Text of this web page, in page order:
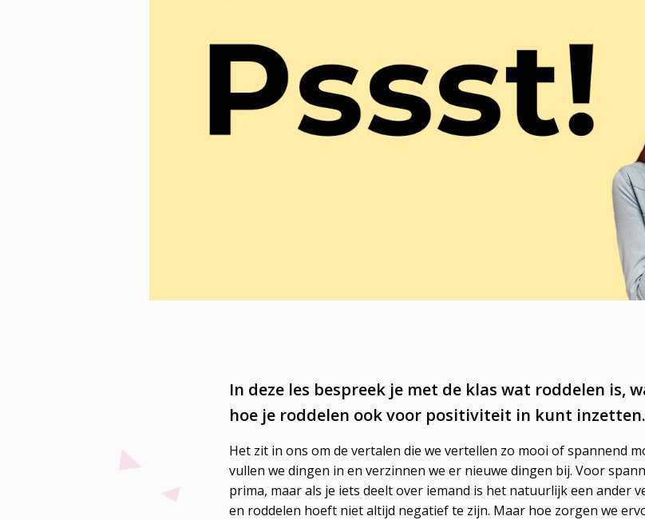
In deze les bespreek je met de klas wat roddelen is,
hoe je roddelen ook voor positiviteit in kunt inzetten.
Het zit in ons om de vertalen die we vertellen zo mooi of spannend
vullen we dingen in en verzinnen we er nieuwe dingen bij. Voor
prima, maar als je iets deelt over iemand is het natuurlijk een ander
en roddelen hoeft niet altijd negatief te zijn. Maar hoe zorgen we